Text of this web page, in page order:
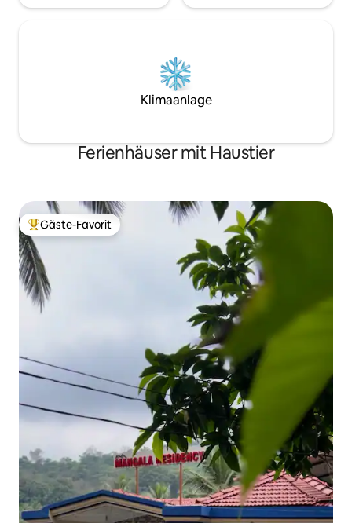
Klimaanlage
Ferienhäuser mit Haustier
Beliebter Gäste-Favorit.
Gäste-Favorit